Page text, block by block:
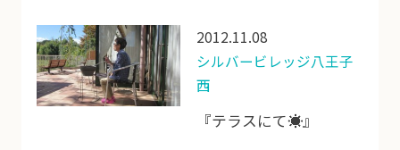
2012.11.08
シルバービレッジ八王子
西
『テラスにて☀』